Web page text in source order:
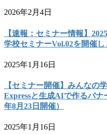
2026年2月4日
【速報：セミナー情報】
学校セミナーVol.02を開催し
2025年1月16日
【セミナー開催】みんなの
Expressと生成AIで作るバナ
年8月23日開催）
2025年1月16日